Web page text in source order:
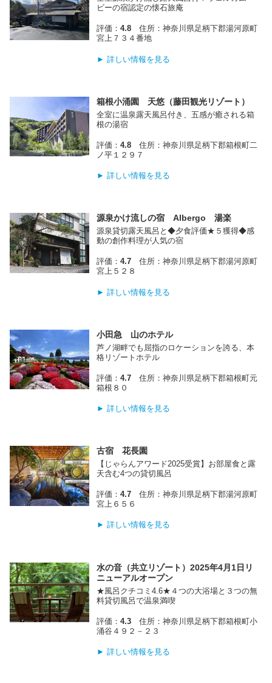
ビーの宿認定の懐石旅庵
評価：4.8 住所：神奈川県足柄下郡湯河原町
宮上７３４番地
► 詳しい情報を見る
箱根小涌園 天悠（藤田観光リゾート）
全室に温泉露天風呂付き、五感が癒される箱
根の湯宿
評価：4.8 住所：神奈川県足柄下郡箱根町二
ノ平１２９７
► 詳しい情報を見る
源泉かけ流しの宿 Albergo 湯楽
源泉貸切露天風呂と◆夕食評価★５獲得◆感
動の創作料理が人気の宿
評価：4.7 住所：神奈川県足柄下郡湯河原町
宮上５２８
► 詳しい情報を見る
小田急 山のホテル
芦ノ湖畔でも屈指のロケーションを誇る、本
格リゾートホテル
評価：4.7 住所：神奈川県足柄下郡箱根町元
箱根８０
► 詳しい情報を見る
古宿 花長園
【じゃらんアワード2025受賞】お部屋食と露
天含む4つの貸切風呂
評価：4.7 住所：神奈川県足柄下郡湯河原町
宮上６５６
► 詳しい情報を見る
水の音（共立リゾート）2025年4月1日リ
ニューアルオープン
★風呂クチコミ4.6★４つの大浴場と３つの無
料貸切風呂で温泉満喫
評価：4.3 住所：神奈川県足柄下郡箱根町小
涌谷４９２－２３
► 詳しい情報を見る